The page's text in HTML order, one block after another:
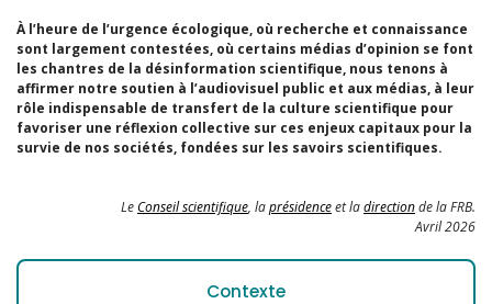
À l’heure de l’urgence écologique, où recherche et connaissance
sont largement contestées, où certains médias d’opinion se font
les chantres de la désinformation scientifique, nous tenons à
affirmer notre soutien à l’audiovisuel public et aux médias, à leur
rôle indispensable de transfert de la culture scientifique pour
favoriser une réflexion collective sur ces enjeux capitaux pour la
survie de nos sociétés, fondées sur les savoirs scientifiques.
LeConseil scientifique, laprésidenceet ladirectionde la FRB.
Avril 2026
Contexte